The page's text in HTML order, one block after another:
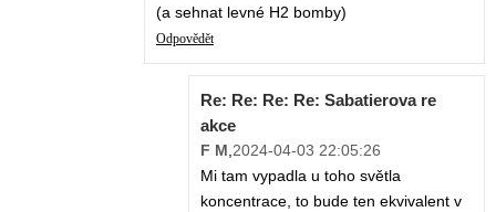
(a sehnat levné H2 bomby)
Odpovědět
Re: Re: Re: Re: Sabatierova re
akce
F M,2024-04-03 22:05:26
Mi tam vypadla u toho světla
koncentrace, to bude ten ekvivalent v